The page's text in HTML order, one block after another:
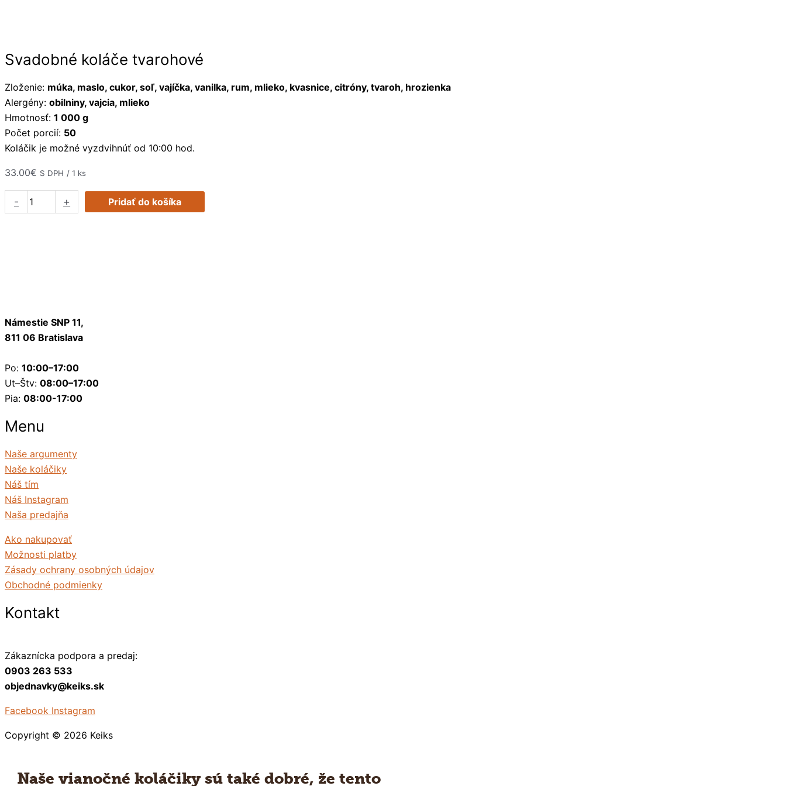
Svadobné koláče tvarohové
Zloženie: múka, maslo, cukor, soľ, vajíčka, vanilka, rum, mlieko, kvasnice, citróny, tvaroh, hrozienka
Alergény: obilniny, vajcia, mlieko
Hmotnosť: 1 000 g
Počet porcií: 50
Koláčik je možné vyzdvihnúť od 10:00 hod.
33.00€ S DPH / 1 ks
-
tvarohové
+ Pridať do košíka
Námestie SNP 11,
811 06 Bratislava
Po: 10:00–17:00
Ut–Štv: 08:00–17:00
Pia: 08:00-17:00
Menu
Naše argumenty
Naše koláčiky
Náš tím
Náš Instagram
Naša predajňa
Ako nakupovať
Možnosti platby
Zásady ochrany osobných údajov
Obchodné podmienky
Kontakt
Zákaznícka podpora a predaj:
0903 263 533
objednavky@keiks.sk
Facebook Instagram
Copyright © 2026 Keiks
Naše vianočné koláčiky sú také dobré, že tento